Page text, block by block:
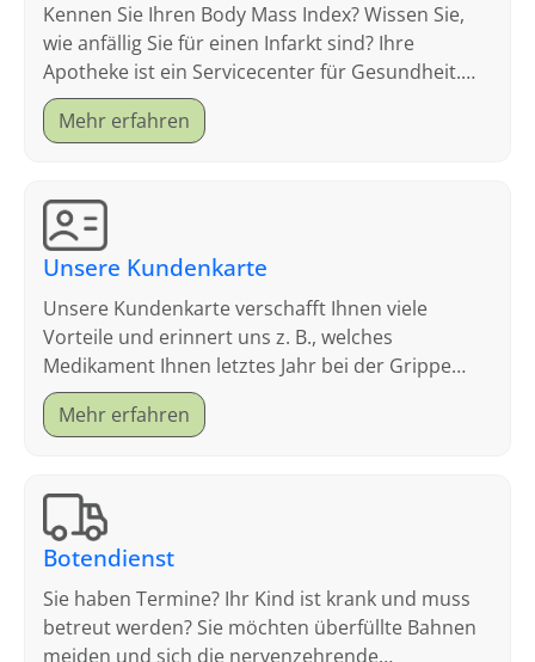
Kennen Sie Ihren Body Mass Index? Wissen Sie,
wie anfällig Sie für einen Infarkt sind? Ihre
Apotheke ist ein Servicecenter für Gesundheit.
Schauen Sie sich an, welche Tests wir anbieten.
Mehr erfahren
Unsere Kundenkarte
Unsere Kundenkarte verschafft Ihnen viele
Vorteile und erinnert uns z. B., welches
Medikament Ihnen letztes Jahr bei der Grippe
geholfen hat.
Mehr erfahren
Botendienst
Sie haben Termine? Ihr Kind ist krank und muss
betreut werden? Sie möchten überfüllte Bahnen
meiden und sich die nervenzehrende